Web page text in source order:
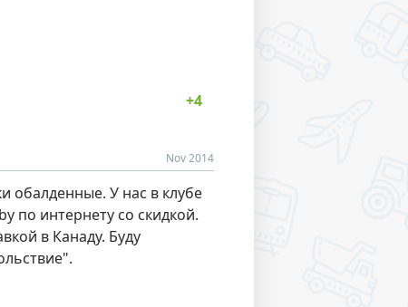
Nov 2014
обалденные. У нас в клубе
по интернету со скидкой.
в Канаду. Буду